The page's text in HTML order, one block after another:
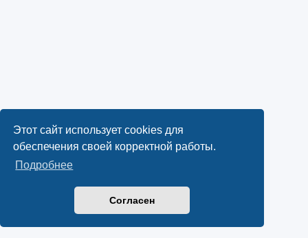
Этот сайт использует cookies для
обеспечения своей корректной работы.
Подробнее
Согласен